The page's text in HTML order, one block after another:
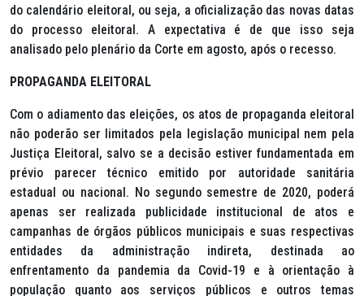
do calendário eleitoral, ou seja, a oficialização das novas datas
do processo eleitoral. A expectativa é de que isso seja
analisado pelo plenário da Corte em agosto, após o recesso.
PROPAGANDA ELEITORAL
Com o adiamento das eleições, os atos de propaganda eleitoral
não poderão ser limitados pela legislação municipal nem pela
Justiça Eleitoral, salvo se a decisão estiver fundamentada em
prévio parecer técnico emitido por autoridade sanitária
estadual ou nacional. No segundo semestre de 2020, poderá
apenas ser realizada publicidade institucional de atos e
campanhas de órgãos públicos municipais e suas respectivas
entidades da administração indireta, destinada ao
enfrentamento da pandemia da Covid-19 e à orientação à
população quanto aos serviços públicos e outros temas